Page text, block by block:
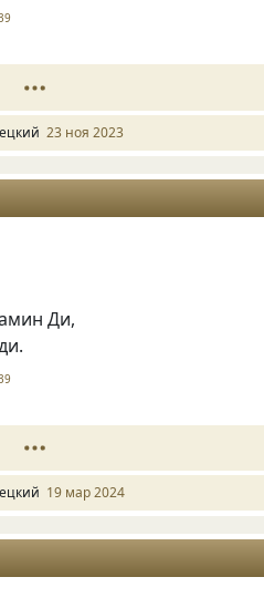
23 ноя 2023
Ди,
19 мар 2024